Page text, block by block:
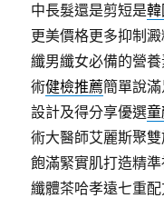
中長髮還是剪短是
更美價格更多抑制
纖男纖女必備的營
術健檢推薦簡單說
設計及得分享優選
術大醫師艾麗斯聚
飽滿緊實肌打造精
纖體茶哈孝遠七重